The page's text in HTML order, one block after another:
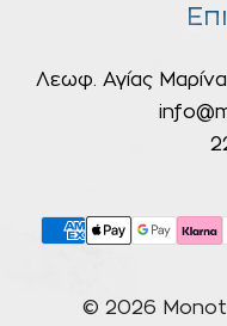
Λεωφ. Αγίας
© 2026